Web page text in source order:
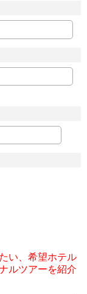
い、希望ホテル
ルツアーを紹介